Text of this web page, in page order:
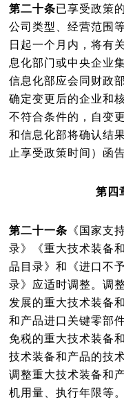
第二十条已享受政策
公司类型、经营范围
日起一个月内，将有
息化部门或中央企业
信息化部应会同财政
确定变更后的企业和
不符合条件的，自变
和信息化部将确认结
止享受政策时间）函
第四
第二十一条 《国家支
录》《重大技术装备
品目录》和《进口不
录》应适时调整。调
发展的重大技术装备
和产品进口关键零部
免税的重大技术装备
技术装备和产品的技
调整重大技术装备和
机用量、执行年限等。